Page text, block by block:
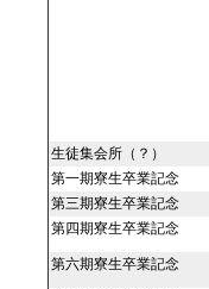
生徒集会所（？）
第一期寮生卒
第三期寮生卒
第四期寮生卒
第六期寮生卒